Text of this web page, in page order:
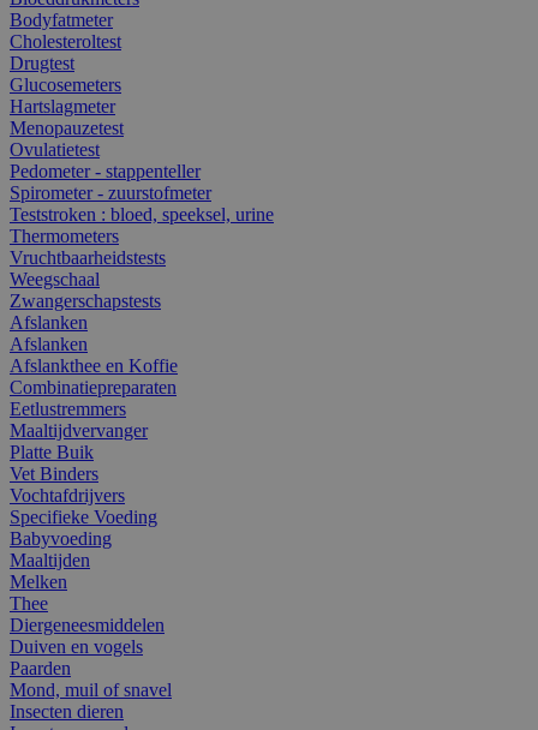
Bodyfatmeter
Cholesteroltest
Drugtest
Glucosemeters
Hartslagmeter
Menopauzetest
Ovulatietest
Pedometer - stappenteller
Spirometer - zuurstofmeter
Teststroken : bloed, speeksel, urine
Thermometers
Vruchtbaarheidstests
Weegschaal
Zwangerschapstests
Afslanken
Afslanken
Afslankthee en Koffie
Combinatiepreparaten
Eetlustremmers
Maaltijdvervanger
Platte Buik
Vet Binders
Vochtafdrijvers
Specifieke Voeding
Babyvoeding
Maaltijden
Melken
Thee
Diergeneesmiddelen
Duiven en vogels
Paarden
Mond, muil of snavel
Insecten dieren